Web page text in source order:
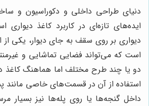
دنیای طراحی داخلی و دکوراسیون و
ایده‌های تازه‌ای در کاربرد کاغذ دیواری
دیواری بر روی سقف به جای دیوار، یکی از
است که می‌تواند فضایی تماشایی و
دو یا چند طرح مختلف اما هماهنگ کاغذ
استفاده از آن در قسمت‌های خاصی
داخل گنجه‌ها یا روی پله‌ها نیز بسیار